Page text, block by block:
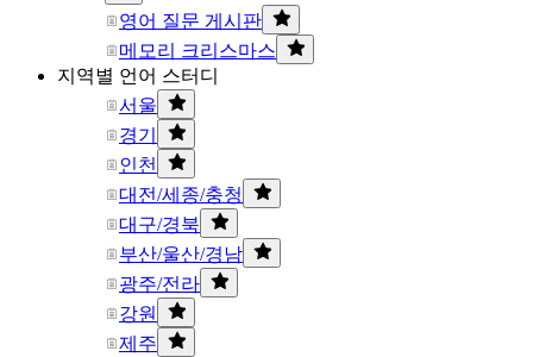
영어 질문 게시판
메모리 크리스마스
지역별 언어 스터디
서울
경기
인천
대전/세종/충청
대구/경북
부산/울산/경남
광주/전라
강원
제주